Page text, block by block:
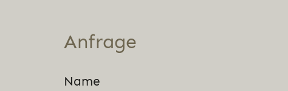
Anfrage
Name